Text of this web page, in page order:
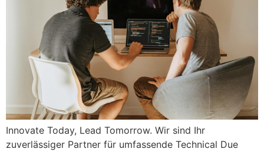
Innovate Today, Lead Tomorrow. Wir sind Ihr
zuverlässiger Partner für umfassende Technical Due